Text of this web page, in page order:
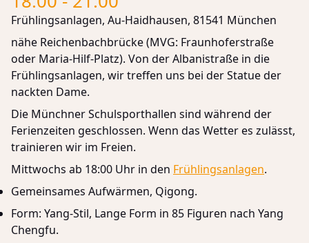
Frühlingsanlagen, Au-Haidhausen, 81541 München
nähe Reichenbachbrücke (MVG: Fraunhoferstraße
oder Maria-Hilf-Platz). Von der Albanistraße in die
Frühlingsanlagen, wir treffen uns bei der Statue der
nackten Dame.
Die Münchner Schulsporthallen sind während der
Ferienzeiten geschlossen. Wenn das Wetter es zulässt,
trainieren wir im Freien.
Mittwochs ab 18:00 Uhr in den Frühlingsanlagen.
Gemeinsames Aufwärmen, Qigong.
Form: Yang-Stil, Lange Form in 85 Figuren nach Yang
Chengfu.